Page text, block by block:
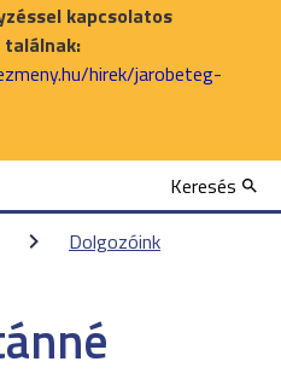
kapcsolatos
hirek/jarobeteg-
Keresés
Dolgozóink